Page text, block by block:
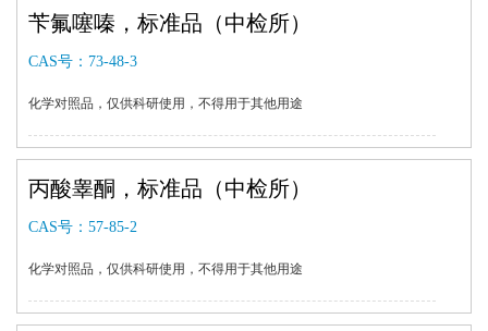
苄氟噻嗪，标准品（中检所）
CAS号： 73-48-3
化学对照品，仅供科研使用，不得用于其他用途
丙酸睾酮，标准品（中检所）
CAS号： 57-85-2
化学对照品，仅供科研使用，不得用于其他用途